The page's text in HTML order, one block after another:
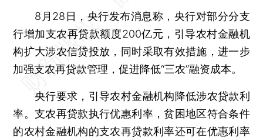
8月28日，央行发布消息称，央行对部分分支
行增加支农再贷款额度200亿元，引导农村金融机
构扩大涉农信贷投放，同时采取有效措施，进一步
加强支农再贷款管理，促进降低“三农”融资成本。
央行要求，引导农村金融机构降低涉农贷款利
率。支农再贷款执行优惠利率，贫困地区符合条件
的农村金融机构的支农再贷款利率还可在优惠利率